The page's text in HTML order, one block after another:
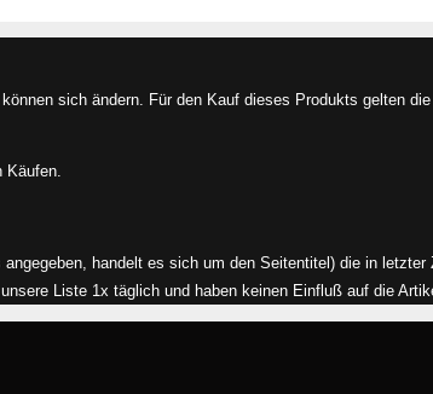
sich ändern. Für den Kauf dieses Produkts gelten
handelt es sich um den Seitentitel) die in
Liste 1x täglich und haben keinen Einfluß auf die